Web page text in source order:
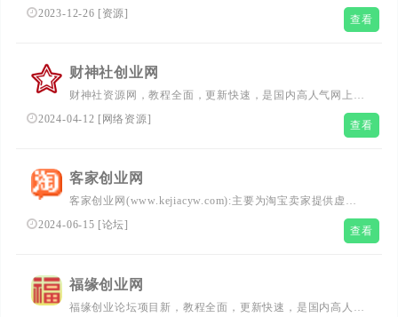
目,聚合知识付费VIP创业课程包含自媒体,拼多多,淘宝电商
营销教程,SEO技术、短视频抖音快手等,创业就找酷乐项目
2023-12-26 [资源] 查看
财神社创业网
财神社资源网，教程全面，更新快速，是国内高人气网上创
业培训网站，不论老手还是小白，在这都能找到合适的热门
2024-04-12 [ 网络资源] 查看
客家创业网
客家创业网(www.kejiacyw.com):主要为淘宝卖家提供虚拟
货源,免费提供淘宝大学开店教程,实战销售教程,从店铺装修
到宝贝优化排名,从淘宝seo教程到实战营销,以实战为根本,
2024-06-15 [论坛] 查看
福缘创业网
福缘创业论坛项目新，教程全面，更新快速，是国内高人气